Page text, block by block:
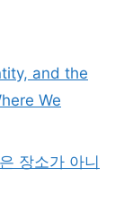
and the
We
장소가 아니